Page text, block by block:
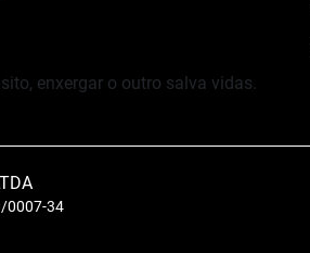
enxergar o outro salva vidas.
0007-34